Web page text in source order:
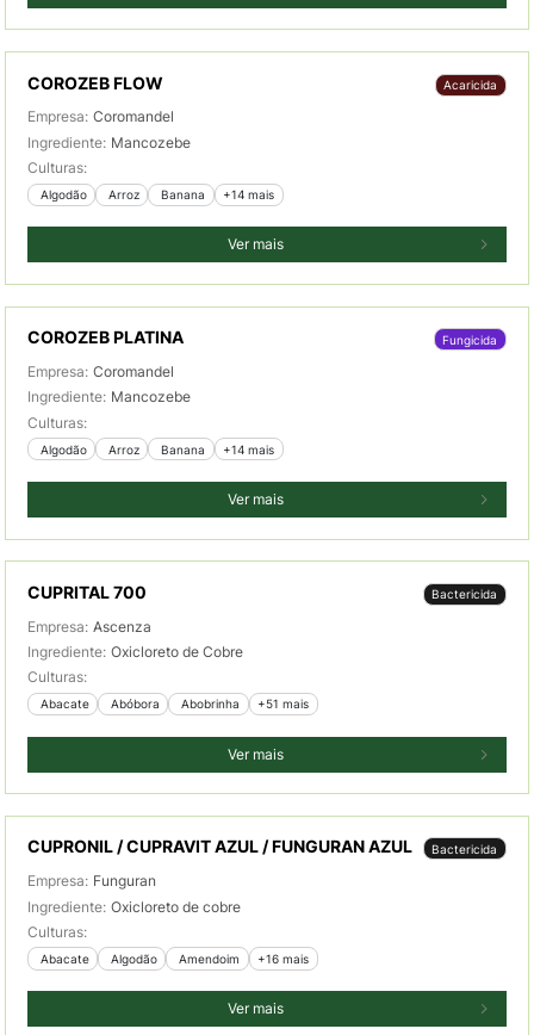
COROZEB FLOW Acaricida
Empresa: Coromandel
Ingrediente: Mancozebe
Culturas:
Algodão Arroz Banana +14 mais
Ver mais
COROZEB PLATINA Fungicida
Empresa: Coromandel
Ingrediente: Mancozebe
Culturas:
Algodão Arroz Banana +14 mais
Ver mais
CUPRITAL 700 Bactericida
Empresa: Ascenza
Ingrediente: Oxicloreto de Cobre
Culturas:
Abacate Abóbora Abobrinha +51 mais
Ver mais
CUPRONIL / CUPRAVIT AZUL / FUNGURAN AZUL Bactericida
Empresa: Funguran
Ingrediente: Oxicloreto de cobre
Culturas:
Abacate Algodão Amendoim +16 mais
Ver mais